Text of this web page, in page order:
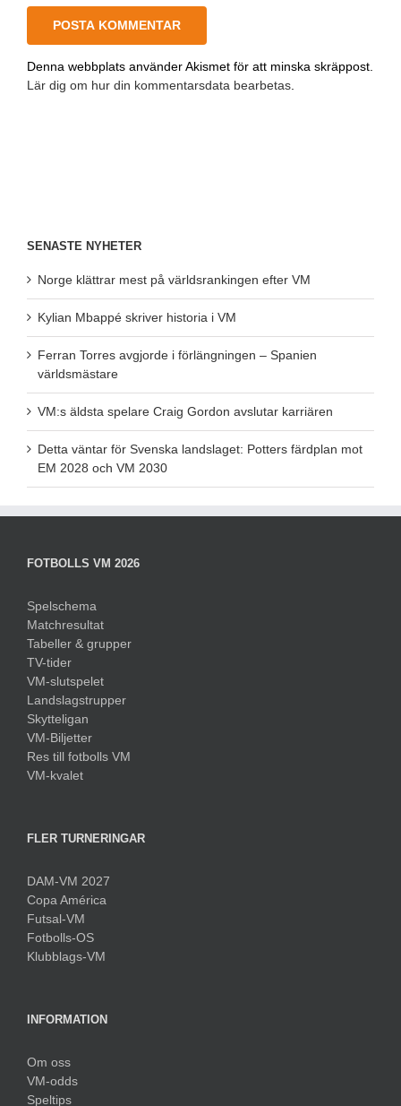
Denna webbplats använder Akismet för att minska skräppost.
Lär dig om hur din kommentarsdata bearbetas.
SENASTE NYHETER
Norge klättrar mest på världsrankingen efter VM
Kylian Mbappé skriver historia i VM
Ferran Torres avgjorde i förlängningen – Spanien
världsmästare
VM:s äldsta spelare Craig Gordon avslutar karriären
Detta väntar för Svenska landslaget: Potters färdplan mot
EM 2028 och VM 2030
FOTBOLLS VM 2026
Spelschema
Matchresultat
Tabeller & grupper
TV-tider
VM-slutspelet
Landslagstrupper
Skytteligan
VM-Biljetter
Res till fotbolls VM
VM-kvalet
FLER TURNERINGAR
DAM-VM 2027
Copa América
Futsal-VM
Fotbolls-OS
Klubblags-VM
INFORMATION
Om oss
VM-odds
Speltips